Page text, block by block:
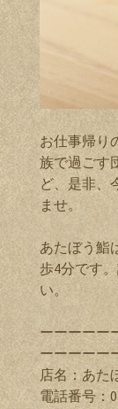
お仕事帰り
族で過ごす
ど、是非、
ませ。
あたぼう鮨
歩4分です
い。
ーーーーー
ーーーーー
店名：あた
電話番号：